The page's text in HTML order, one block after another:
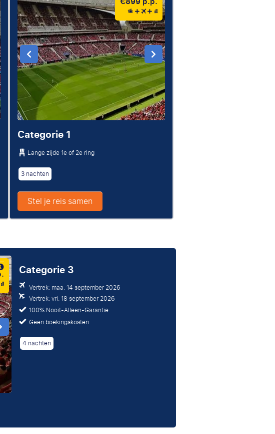
Categorie 1
Lange zijde1e of 2e ring
3 nachten
Stel je reis samen
Categorie 3
Vertrek: maa. 14 september 2026
Vertrek: vri. 18 september 2026
100% Nooit-Alleen-Garantie
Geen boekingskosten
4 nachten